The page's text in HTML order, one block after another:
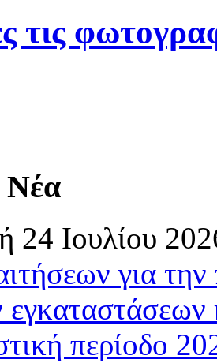
τις
Νέα
24 Ιουλίου
για
περίοδο